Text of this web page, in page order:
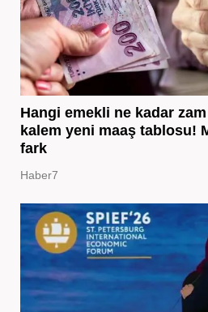
Hangi emekli ne kadar
kalem yeni maaş tablosu!
fark
Haber7